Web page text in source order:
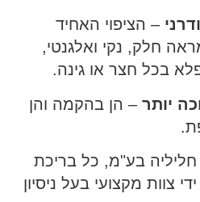
– הציפוי האחיד
חלק, נקי ואלגנטי,
בכל חצר או גינה.
יותר – הן בהקמה והן
בע"מ, כל בריכת
צוות מקצועי בעל ניסיון